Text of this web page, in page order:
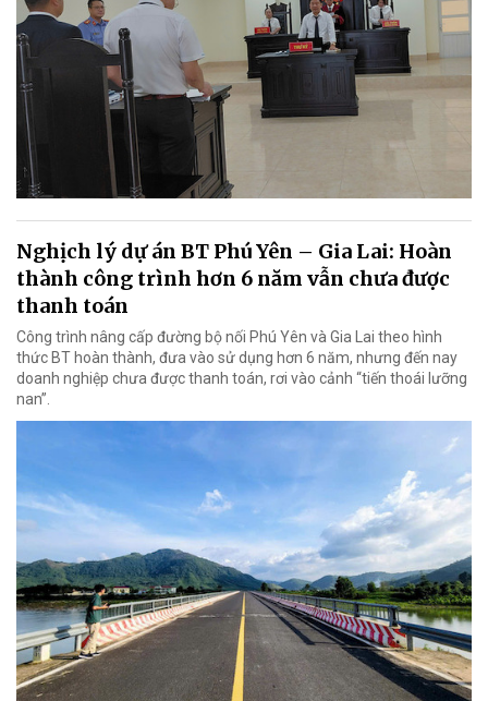
Nghịch lý dự án BT Phú Yên – Gia Lai: Hoàn
thành công trình hơn 6 năm vẫn chưa được
thanh toán
Công trình nâng cấp đường bộ nối Phú Yên và Gia Lai theo hình
thức BT hoàn thành, đưa vào sử dụng hơn 6 năm, nhưng đến nay
doanh nghiệp chưa được thanh toán, rơi vào cảnh “tiến thoái lưỡng
nan”.